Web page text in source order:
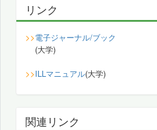
リンク
>>電子ジャーナル/ブック
(大学)
>>ILLマニュアル(大学)
関連リンク